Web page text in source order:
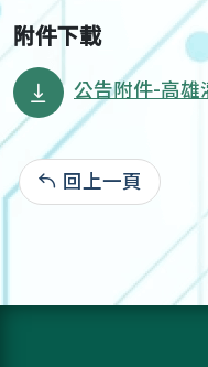
附件下載
公告附件-高雄
回上一頁